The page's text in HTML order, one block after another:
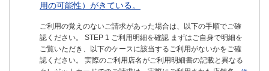
用の可能性）がきている。
ご利用の覚えのないご請求があった場合は、以下の手順でご確
認ください。 STEP 1 ご利用明細を確認 まずはご自身で明細を
ご覧いただき、以下のケースに該当するご利用がないかをご確
認ください。 実際のご利用店名がご利用明細書の記載と異なる